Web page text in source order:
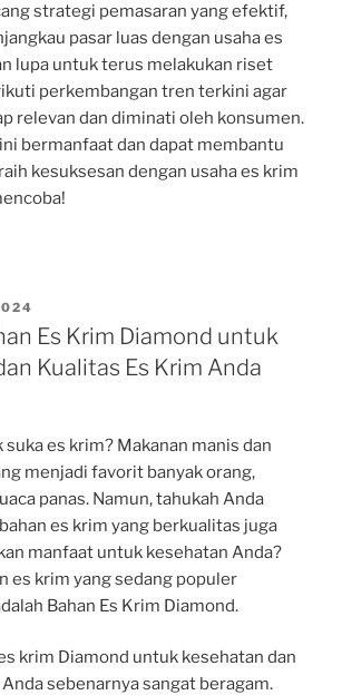
strategi pemasaran yang efektif,
pasar luas dengan usaha es
lupa untuk terus melakukan riset
perkembangan tren terkini agar
relevan dan diminati oleh konsumen.
bermanfaat dan dapat membantu
kesuksesan dengan usaha es krim
Es Krim Diamond untuk
Kualitas Es Krim Anda
suka es krim? Makanan manis dan
menjadi favorit banyak orang,
panas. Namun, tahukah Anda
es krim yang berkualitas juga
manfaat untuk kesehatan Anda?
es krim yang sedang populer
Bahan Es Krim Diamond.
krim Diamond untuk kesehatan dan
sebenarnya sangat beragam.